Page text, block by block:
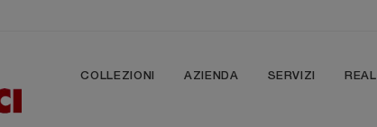
COLLEZIONI AZIENDA SERVIZI